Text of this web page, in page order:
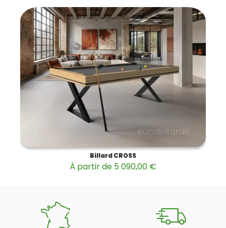
Billard CROSS
À partir de 5 090,00 €